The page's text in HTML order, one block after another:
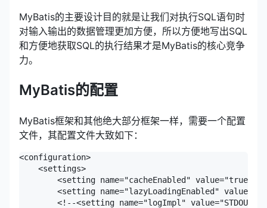
MyBatis的主要设计目的就是让我们对执行SQL语句时
对输入输出的数据管理更加方便，所以方便地写出SQL
和方便地获取SQL的执行结果才是MyBatis的核心竞争
力。
MyBatis的配置
MyBatis框架和其他绝大部分框架一样，需要一个配置
文件，其配置文件大致如下：
<configuration>
    <settings>
        <setting name="cacheEnabled" value="true"/>
<setting name="lazyLoadingEnabled"
<!--<setting name="logImpl"